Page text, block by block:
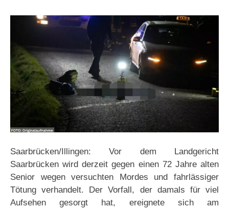
Saarbrücken/Illingen: Vor dem Landgericht
Saarbrücken wird derzeit gegen einen 72 Jahre alten
Senior wegen versuchten Mordes und fahrlässiger
Tötung verhandelt. Der Vorfall, der damals für viel
Aufsehen gesorgt hat, ereignete sich am